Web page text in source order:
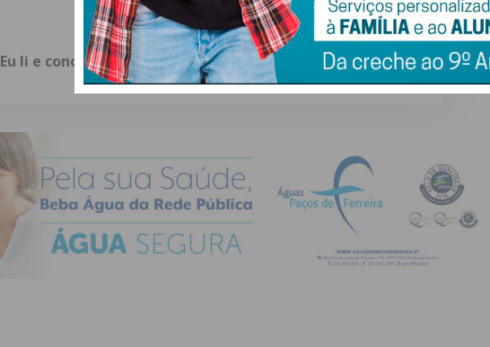
Eu li e concordo com ostermos e condições